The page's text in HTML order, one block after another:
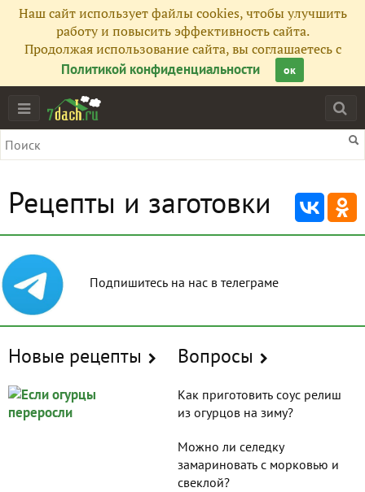
Наш сайт использует файлы cookies, чтобы улучшить
работу и повысить эффективность сайта.
Продолжая использование сайта, вы соглашаетесь с
Политикой конфиденциальности
ок
Рецепты и заготовки
Подпишитесь на нас в телеграме
Новые рецепты Вопросы
Как приготовить соус релиш
из огурцов на зиму?
Можно ли селедку
замариновать с морковью и
свеклой?